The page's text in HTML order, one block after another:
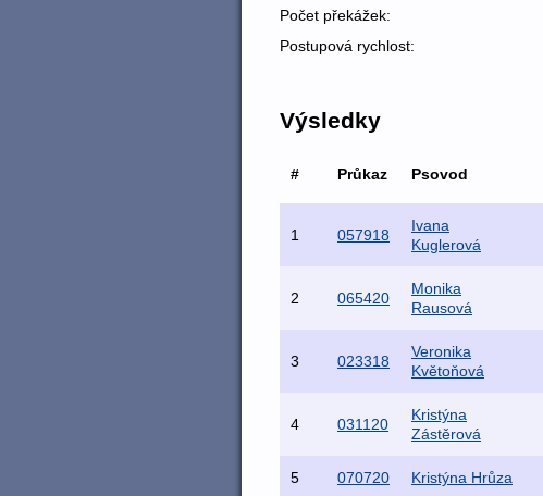
Počet překážek:
Postupová rychlost:
Výsledky
# Průkaz Psovod
1 057918
Ivana
Kuglerová
2 065420
Monika
Rausová
3 023318
Veronika
Květoňová
4 031120
Kristýna
Zástěrová
5 070720 Kristýna Hrůza